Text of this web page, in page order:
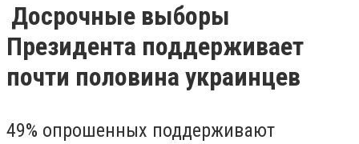
Досрочные выборы
Президента поддерживает
почти половина украинцев
49% опрошенных поддерживают